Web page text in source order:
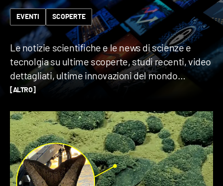
EVENTI SCOPERTE
Le notizie scientifiche e le news di scienze e
tecnolgia su ultime scoperte, studi recenti, video
dettagliati, ultime innovazioni del mondo
scientifico e pubblicazioni aggiornate, con
informazione su temi di attualità che riguardano il
mondo delle scienze.
[ALTRO]